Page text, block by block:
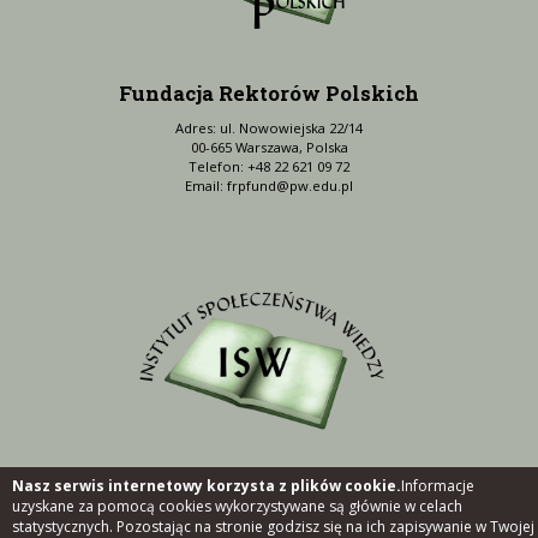
Nasz serwis internetowy korzysta z plików cookie.Informacje
uzyskane za pomocą cookies wykorzystywane są głównie w celach
statystycznych. Pozostając na stronie godzisz się na ich zapisywanie w Twojej
Fundacja Rektorów Polskich
Adres: ul. Nowowiejska 22/14
00-665 Warszawa, Polska
Telefon: +48 22 621 09 72
Email: frpfund@pw.edu.pl
Copyright ©Fundacja Rektorów Polskich - Instytut Społeczeństwa Wiedzy